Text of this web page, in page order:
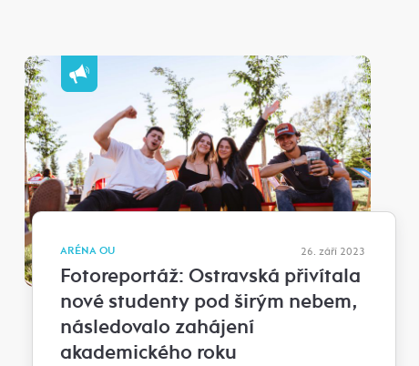
ARÉNA OU 26. září 2023
Fotoreportáž: Ostravská přivítala
nové studenty pod širým nebem,
následovalo zahájení
akademického roku